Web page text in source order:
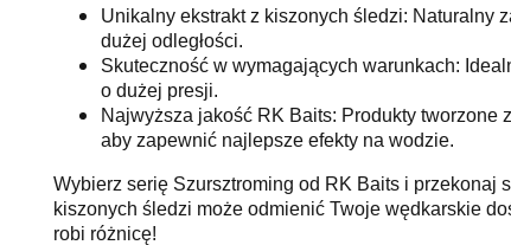
Unikalny ekstrakt z kiszonych śledzi: Naturalny
dużej odległości.
Skuteczność w wymagających warunkach:
o dużej presji.
Najwyższa jakość RK Baits: Produkty tworzone
aby zapewnić najlepsze efekty na wodzie.
Wybierz serię Szursztroming od RK Baits i przekonaj
kiszonych śledzi może odmienić Twoje wędkarskie
robi różnicę!